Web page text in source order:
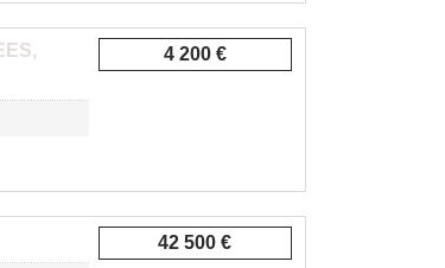
4 200 €
42 500 €